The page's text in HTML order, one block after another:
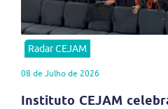
Radar CEJAM
08 de Julho de 2026
Instituto CEJAM